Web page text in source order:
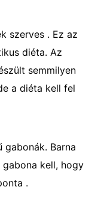
szerves . Ez az
diéta. Az
semmilyen
a diéta kell fel
gabonák. Barna
gabona kell, hogy
.